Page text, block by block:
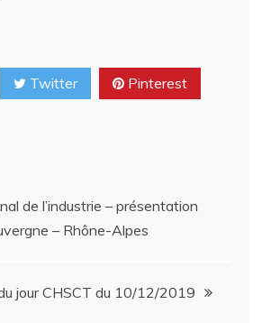
Twitter Pinterest
de l’industrie – présentation
– Rhône-Alpes
jour CHSCT du 10/12/2019